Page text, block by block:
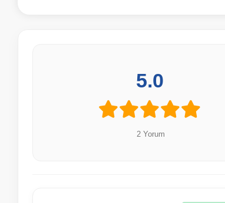
5.0
2 Yorum